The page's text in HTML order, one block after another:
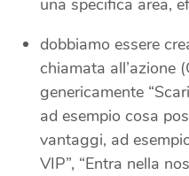
una specifica area,
dobbiamo essere
chiamata all’azione
genericamente
ad esempio cosa
vantaggi, ad
VIP”, “Entra nella